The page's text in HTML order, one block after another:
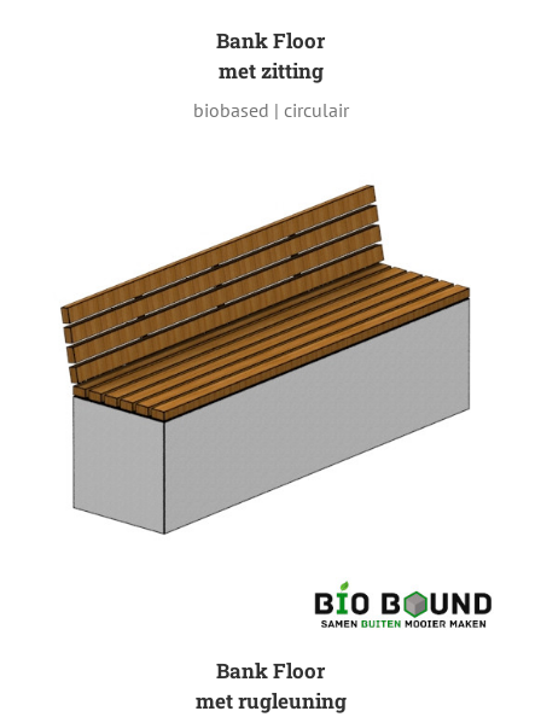
Bank Floor
met zitting
biobased | circulair
Bank Floor
met rugleuning